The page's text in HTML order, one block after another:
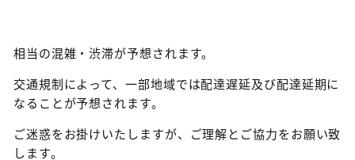
相当の混雑・渋滞が予想されます。
交通規制によって、一部地域では配達遅延及び配達延期に
なることが予想されます。
ご迷惑をお掛けいたしますが、ご理解とご協力をお願い致
します。